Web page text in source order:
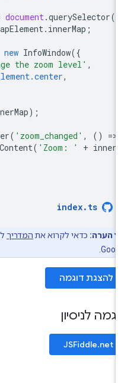
= document.querySelector
= mapElement.innerMap
= new InfoWindow
the zoom level'
(innerMap
('zoom_changed' , ()
setContent('Zoom: ' +
index. ts
הערה:כדאי לקרוא אתהמדריך
להצגת דוגמה
לניסיון
JSFiddle.net